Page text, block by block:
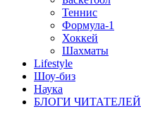
Теннис
Формула-1
Хоккей
Шахматы
Lifestyle
Шоу-биз
Наука
БЛОГИ ЧИТАТЕЛЕЙ